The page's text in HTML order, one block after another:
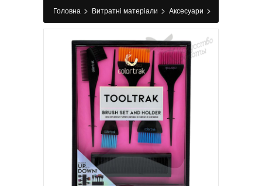
Головна > Витратні матеріали > Аксесуари >
Пензлики, вінчики, лопатки для фарбування>
Набір з 5-ти кистей з тримачем Tooltrak
Colortrak